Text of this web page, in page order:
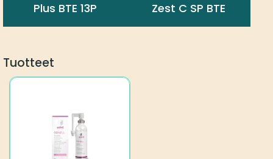
Plus BTE 13P
Zest C SP BTE
Tuotteet